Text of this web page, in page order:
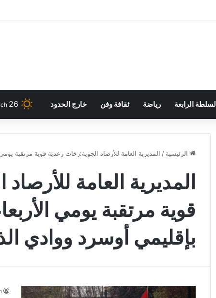
السلطة الرابعة رياضة ثقافة وفن خارج الحدود 26
الرئيسية / المديرية العامة للأرصاد الجوية:زخات رعدية قوية مرتقبة
المديرية العامة
قوية مرتقبة يومي
بإقليمي أوسرد ووادي